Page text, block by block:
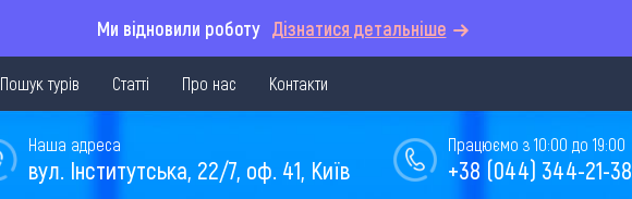
Ми відновили роботу Дізнатися детальніше
Пошук турів Статті Про нас Контакти
Працюємо з 10:00 до 19:00
+38 (044) 344-21-38
Наша адреса
вул. Інститутська, 22/7, оф. 41, Київ